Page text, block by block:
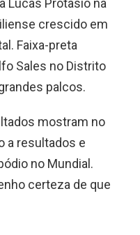
Lucas Protasio na
crescido em
Faixa-preta
Sales no Distrito
palcos.
mostram no
a resultados e
no Mundial.
certeza de que